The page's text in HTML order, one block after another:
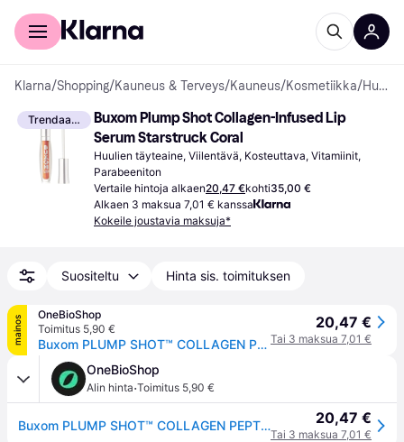
Kuluttajille
Klarna/Shopping/Kauneus & Terveys/Kauneus/Kosmetiikka/ Huulien täyteaineet
Trendaava
Buxom Plump Shot Collagen-Infused Lip
Serum Starstruck Coral
Huulien täyteaine, Viilentävä, Kosteuttava, Vitamiinit,
Parabeeniton
Vertaile hintoja alkaen20,47 €kohti35,00 €
Alkaen 3 maksua 7,01 € kanssa
Kokeile joustavia maksuja*
Suositeltu Hinta sis. toimituksen
mainos
OneBioShop
Toimitus 5,90 €
Buxom PLUMP SHOT™ COLLAGEN PEPTIDES ADVANCED PLUMPING MULTICHROME huulikiilto seerumi volyymivaikutuksella, Starstruck Coral väri 4 ml
20,47 €
Tai 3 maksua 7,01 €
OneBioShop
Alin hinta·Toimitus 5,90 €
Buxom PLUMP SHOT™ COLLAGEN PEPTIDES ADVANCED PLUMPING MULTICHROME huulikiilto seerumi volyymivaikutuksella, Starstruck Coral väri 4 ml 20,47 €
Tai 3 maksua 7,01 €